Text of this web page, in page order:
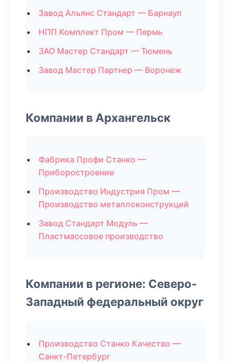
Завод Альянс Стандарт — Барнаул
НПП Комплект Пром — Пермь
ЗАО Мастер Стандарт — Тюмень
Завод Мастер Партнер — Воронеж
Компании в Архангельск
Фабрика Профи Станко —
Приборостроение
Производство Индустрия Пром —
Производство металлоконструкций
Завод Стандарт Модуль —
Пластмассовое производство
Компании в регионе: Северо-
Западный федеральный округ
Производство Станко Качество —
Санкт-Петербург